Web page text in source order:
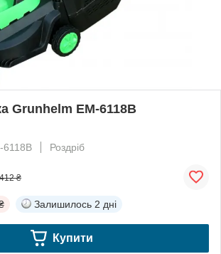
Grunhelm EM-6118B
6118B
Роздріб
₴
Залишилось 2 дні
Купити